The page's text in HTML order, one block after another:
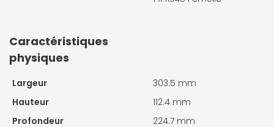
Caractéristiques
physiques
Largeur
303.5 mm
Hauteur
112.4 mm
Profondeur
224.7 mm